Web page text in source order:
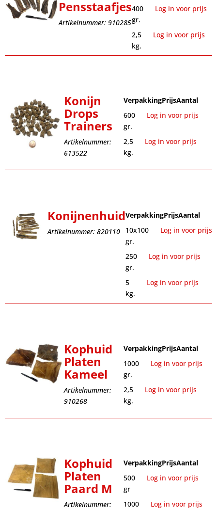
Pensstaafjes
Artikelnummer: 910285
400
gr.
Log in voor prijs
2,5
kg.
Log in voor prijs
Konijn
Drops
Trainers
Artikelnummer:
613522
VerpakkingPrijsAantal
600
gr.
Log in voor prijs
2,5
kg.
Log in voor prijs
Konijnenhuid
Artikelnummer: 820110
VerpakkingPrijsAantal
10x100
gr.
Log in voor prijs
250
gr.
Log in voor prijs
5
kg.
Log in voor prijs
Kophuid
Platen
Kameel
Artikelnummer:
910268
VerpakkingPrijsAantal
1000
gr.
Log in voor prijs
2,5
kg.
Log in voor prijs
Kophuid
Platen
Paard M
Artikelnummer:
VerpakkingPrijsAantal
500
gr
Log in voor prijs
1000
Log in voor prijs